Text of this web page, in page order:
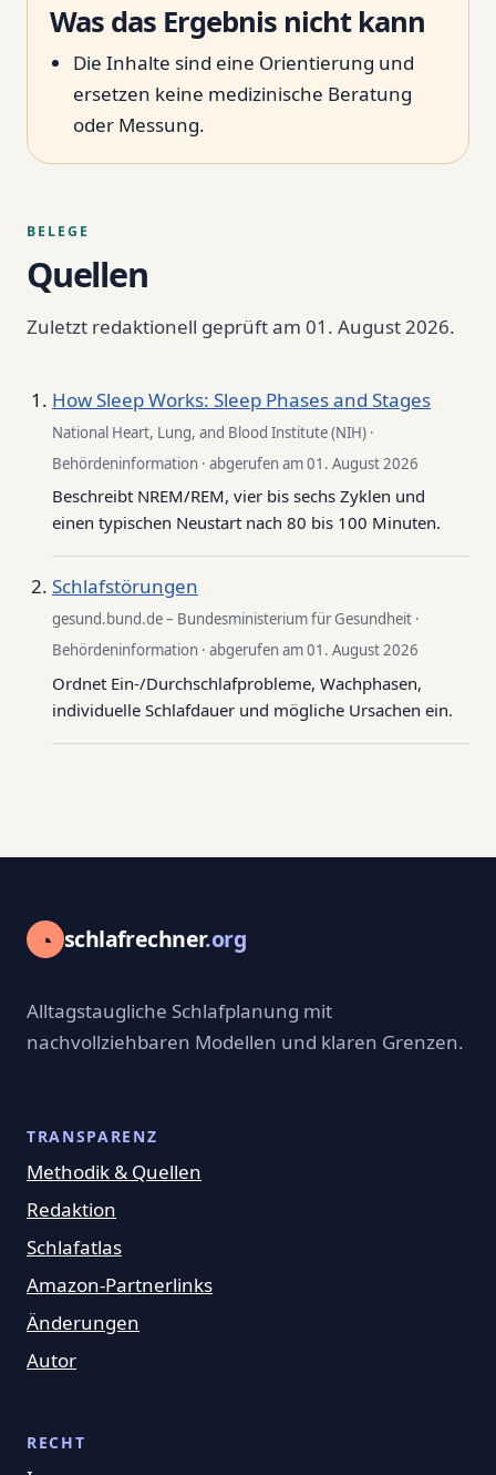
Was das Ergebnis nicht kann
Die Inhalte sind eine Orientierung und
ersetzen keine medizinische Beratung
oder Messung.
BELEGE
Quellen
Zuletzt redaktionell geprüft am 01. August 2026.
How Sleep Works: Sleep Phases and Stages
National Heart, Lung, and Blood Institute (NIH) ·
Behördeninformation · abgerufen am 01. August 2026
Beschreibt NREM/REM, vier bis sechs Zyklen und
einen typischen Neustart nach 80 bis 100 Minuten.
Schlafstörungen
gesund.bund.de – Bundesministerium für Gesundheit ·
Behördeninformation · abgerufen am 01. August 2026
Ordnet Ein-/Durchschlafprobleme, Wachphasen,
individuelle Schlafdauer und mögliche Ursachen ein.
◔ schlafrechner.org
Alltagstaugliche Schlafplanung mit
nachvollziehbaren Modellen und klaren Grenzen.
TRANSPARENZ
Methodik & Quellen
Redaktion
Schlafatlas
Amazon-Partnerlinks
Änderungen
Autor
RECHT